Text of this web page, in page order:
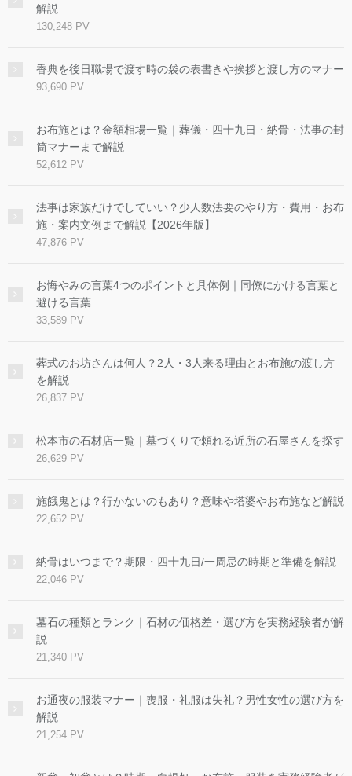
解説
130,248 PV
香典を後日職場で渡す時の袋の表書きや挨拶と渡し方のマナー
93,690 PV
お布施とは？金額相場一覧｜葬儀・四十九日・納骨・法事の封
筒マナーまで解説
52,612 PV
法事は家族だけでしていい？少人数法要のやり方・費用・お布
施・案内文例まで解説【2026年版】
47,876 PV
お悔やみの言葉4つのポイントと具体例｜同僚にかける言葉と
避ける言葉
33,589 PV
葬式のお坊さんは何人？2人・3人来る理由とお布施の渡し方
を解説
26,837 PV
松本市の石材店一覧｜墓づくりで頼れる近所の石屋さんを探す
26,629 PV
施餓鬼とは？行かないのもあり？意味や塔婆やお布施など解説
22,652 PV
納骨はいつまで？期限・四十九日/一周忌の時期と準備を解説
22,046 PV
墓石の種類とランク｜石材の価格差・選び方を実務経験者が解
説
21,340 PV
お通夜の服装マナー｜喪服・礼服は失礼？男性女性の選び方を
解説
21,254 PV